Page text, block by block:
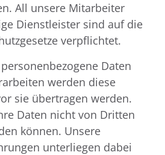
All unsere Mitarbeiter
Dienstleister sind auf die
verpflichtet.
Daten
werden diese
sie übertragen werden.
Daten nicht von Dritten
können. Unsere
unterliegen dabei